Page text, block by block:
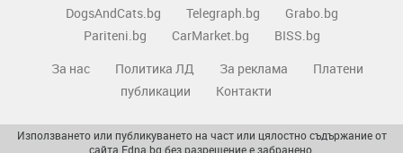
DogsAndCats.bg
Telegraph.bg
Grabo.bg
Pariteni.bg
CarMarket.bg
BISS.bg
За нас
Политика ЛД За реклама
Платени
публикации
Контакти
Използването или публикуването на част или цялостно съдържание от
сайта Edna.bg без разрешение е забранено.